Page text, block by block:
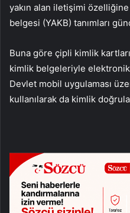
yakın alan iletişimi
belgesi (YAKB) tanımları
Buna göre çipli kimlik
kimlik belgeleriyle
Devlet mobil uygulaması
kullanılarak da kimlik